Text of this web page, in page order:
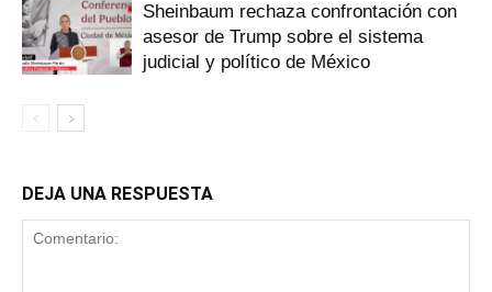
Sheinbaum rechaza confrontación con
asesor de Trump sobre el sistema
judicial y político de México
DEJA UNA RESPUESTA